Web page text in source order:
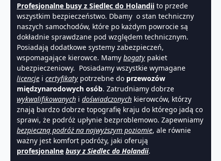
Profesjonalne busy z Siedlec do Holandii to przede
wszystkim bezpieczeństwo. Dbamy o stan techniczny
naszych samochodów, które po każdym powrocie są
dokładnie sprawdzane pod względem technicznym.
Posiadają dodatkowe systemy zabezpieczeń,
wspomagające kierowce. Mamy bogaty pakiet
ubezpieczeniowy. Posiadamy wszystkie wymagane
licencje i certyfikaty potrzebne do przewozów
międzynarodowych osób. Zatrudniamy dobrze
wykwalifikowanych i doświadczonych kierowców, którzy
znają bardzo dobrze topografię kraju do którego jadą co
sprawi, że podróż upłynie bezproblemowo. Zapewniamy
bezpieczną podróż na najwyższym poziomie, ale równie
ważny jest komfort podróży, jaki oferują
profesjonalne busy z Siedlec do Holandii.